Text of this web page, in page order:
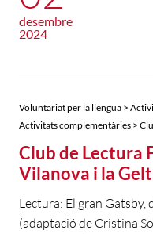
desembre
2024
Voluntariat per la llengua >
Activitats complementàries >
Club de Lectura
Vilanova i la
Lectura: El gran Gatsby,
(adaptació de Cristina